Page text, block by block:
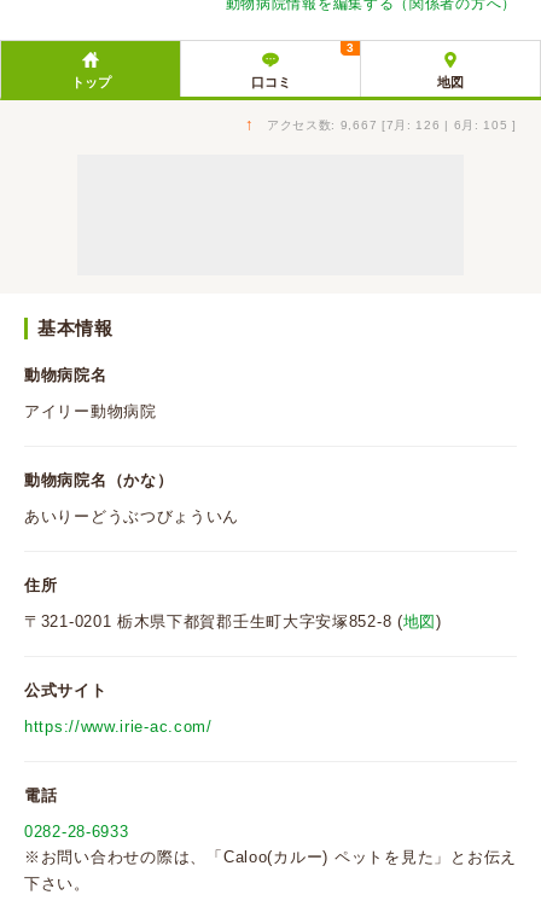
動物病院情報を編集する（関係者の方へ）
トップ 口コミ
3
地図
↑ アクセス数: 9,667 [7月: 126 | 6月: 105 ]
基本情報
動物病院名
アイリー動物病院
動物病院名（かな）
あいりーどうぶつびょういん
住所
〒321-0201 栃木県下都賀郡壬生町大字安塚852-8 (地図)
公式サイト
https://www.irie-ac.com/
電話
0282-28-6933
※お問い合わせの際は、「Caloo(カルー) ペットを見た」とお伝え
下さい。